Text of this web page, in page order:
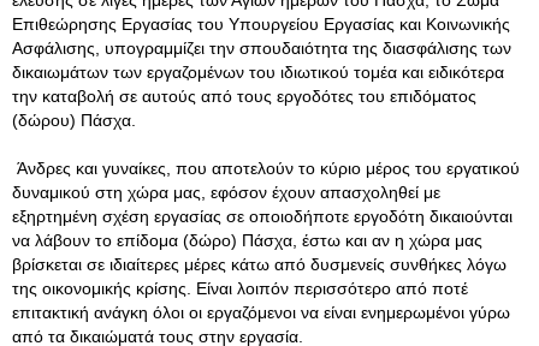
Επιθεώρησης Εργασίας του Υπουργείου Εργασίας και Κοινωνικής
Ασφάλισης, υπογραμμίζει την σπουδαιότητα της διασφάλισης των
δικαιωμάτων των εργαζομένων του ιδιωτικού τομέα και ειδικότερα
την καταβολή σε αυτούς από τους εργοδότες του επιδόματος
(δώρου) Πάσχα.
Άνδρες και γυναίκες, που αποτελούν το κύριο μέρος του εργατικού
δυναμικού στη χώρα μας, εφόσον έχουν απασχοληθεί με
εξηρτημένη σχέση εργασίας σε οποιοδήποτε εργοδότη δικαιούνται
να λάβουν το επίδομα (δώρο) Πάσχα, έστω και αν η χώρα μας
βρίσκεται σε ιδιαίτερες μέρες κάτω από δυσμενείς συνθήκες λόγω
της οικονομικής κρίσης. Είναι λοιπόν περισσότερο από ποτέ
επιτακτική ανάγκη όλοι οι εργαζόμενοι να είναι ενημερωμένοι γύρω
από τα δικαιώματά τους στην εργασία.